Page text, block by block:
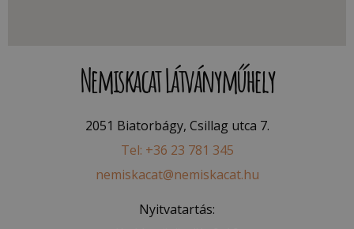
Nemiskacat Látványműhely
2051 Biatorbágy, Csillag utca 7.
Tel: +36 23 781 345
nemiskacat@nemiskacat.hu
Nyitvatartás: